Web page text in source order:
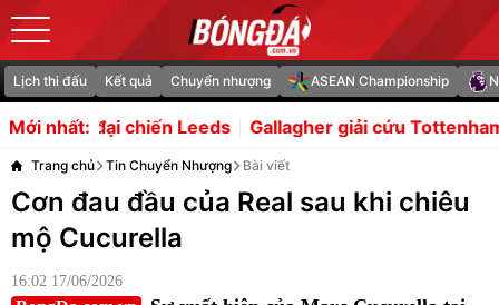
Lịch thi đấu Kết quả Chuyển nhượng ASEAN Championship
Mới nhất:
Leeds Gallagher giải cứu Tottenham trong trận hòa
Trang chủ Tin Chuyển Nhượng Bài viết
Cơn đau đầu của Real sau khi chiêu
mộ Cucurella
16:02 17/06/2026